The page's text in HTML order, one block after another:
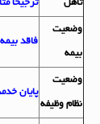
تاهل ترجیحا متاهل
وضعيت
بيمه
فاقد بیمه
وضعيت
نظام وظيفه
پایان خدمت